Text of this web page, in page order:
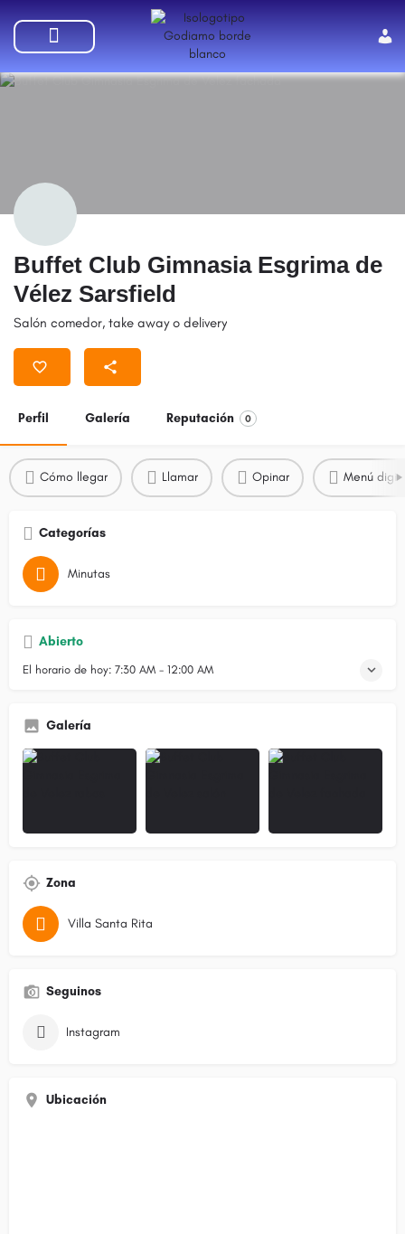
Buffet Club Gimnasia Esgrima de
Vélez Sarsfield
Salón comedor, take away o delivery
Perfil Galería Reputación 0
Cómo llegar Llamar Opinar Menú
Categorías
Minutas
Abierto
El horario de hoy: 7:30 AM - 12:00 AM
Galería
Zona
Villa Santa Rita
Seguinos
Instagram
Ubicación